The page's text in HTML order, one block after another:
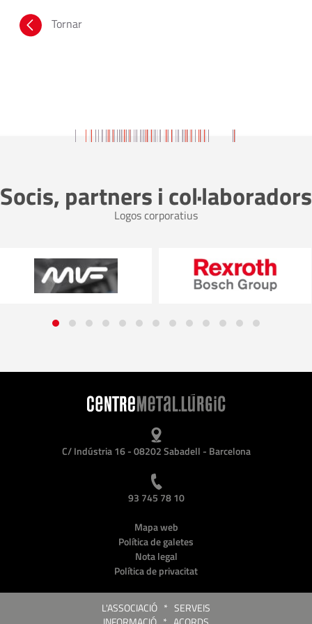
Tornar
Socis, partners i col·laboradors
Logos corporatius
C/ Indústria 16 - 08202 Sabadell - Barcelona
93 745 78 10
Mapa web
Política de galetes
Nota legal
Política de privacitat
L'ASSOCIACIÓ * SERVEIS